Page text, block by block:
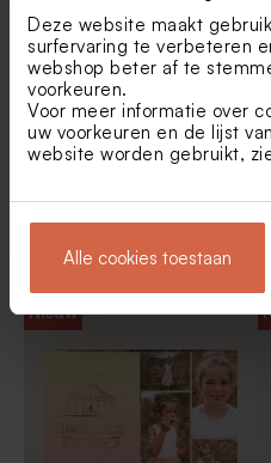
Deze website maakt
surfervaring te verbeteren
webshop beter af te
voorkeuren.
Voor meer informatie over
uw voorkeuren en de lijst
website worden gebruikt,
Alle cookies toestaan
Placemat met vlindertjes en
fotostrip
Nieuw